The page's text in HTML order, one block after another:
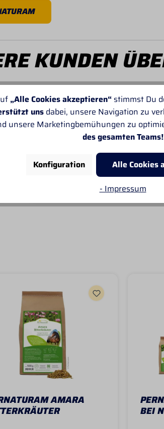
KUNDEN
Von SANDRA
nicht. Sonst gefällt mir alles
AMARA
BEI
„Alle Cookies akzeptieren“stimmst Du
unsdabei, unsere Navigation zu
unsere Marketingbemühungen zu
des gesamten Teams!
Konfiguration
Alle Cookies
- Impressum